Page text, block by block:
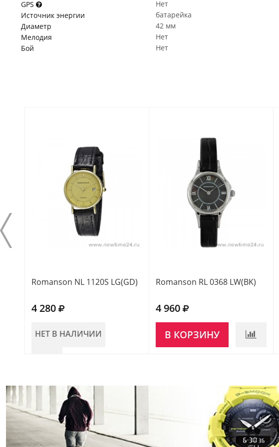
GPS
Нет
Источник энергии
батарейка
Диаметр
42 мм
Мелодия
Нет
Бой
Нет
Romanson NL 1120S LG(GD)
4 280
НЕТ В НАЛИЧИИ
Romanson RL 0368 LW(BK)
4 960
В КОРЗИНУ